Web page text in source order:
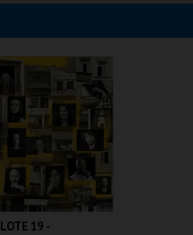
LOTE 19 -